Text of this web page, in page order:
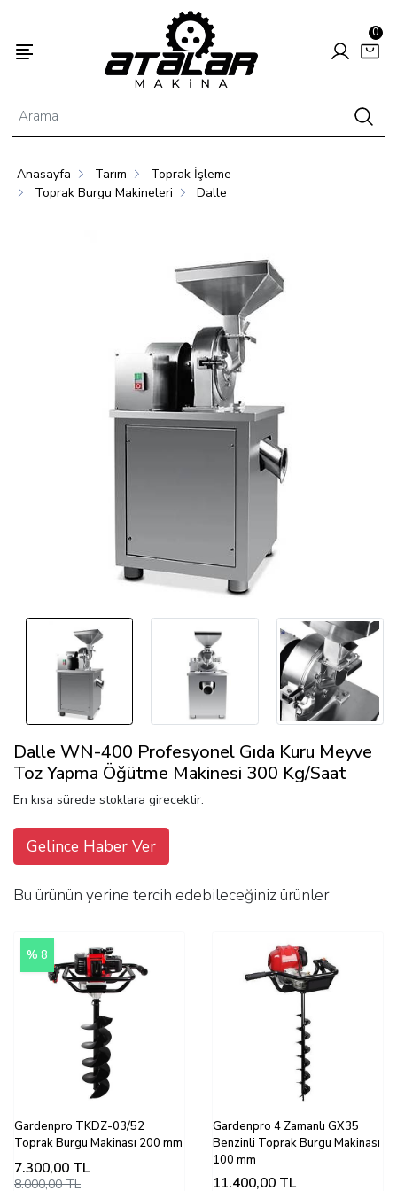
0
Anasayfa Tarım
Toprak İşleme
Toprak Burgu Makineleri
Dalle
Dalle WN-400 Profesyonel Gıda Kuru Meyve
Toz Yapma Öğütme Makinesi 300 Kg/Saat
En kısa sürede stoklara girecektir.
Gelince Haber Ver
Bu ürünün yerine tercih edebileceğiniz ürünler
% 8
Gardenpro TKDZ-03/52
Toprak Burgu Makinası 200 mm
7.300,00 TL
8.000,00 TL
Gardenpro 4 Zamanlı GX35
Benzinli Toprak Burgu Makinası
100 mm
11.400,00 TL
Hayvancılık Tarım